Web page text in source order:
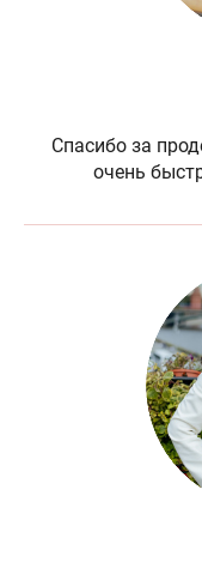
Спасибо за
очень